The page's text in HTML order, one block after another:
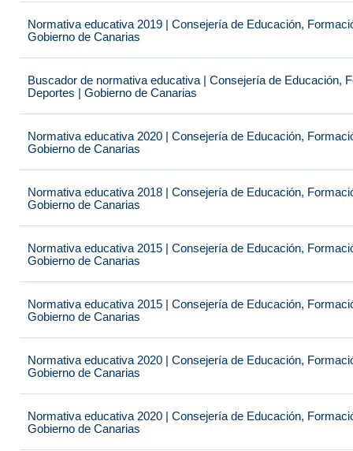
Normativa educativa 2019 | Consejería de Educación,
Gobierno de Canarias
Buscador de normativa educativa | Consejería de Educación,
Deportes | Gobierno de Canarias
Normativa educativa 2020 | Consejería de Educación,
Gobierno de Canarias
Normativa educativa 2018 | Consejería de Educación,
Gobierno de Canarias
Normativa educativa 2015 | Consejería de Educación,
Gobierno de Canarias
Normativa educativa 2015 | Consejería de Educación,
Gobierno de Canarias
Normativa educativa 2020 | Consejería de Educación,
Gobierno de Canarias
Normativa educativa 2020 | Consejería de Educación,
Gobierno de Canarias